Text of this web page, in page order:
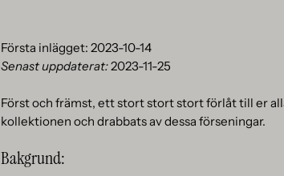
Första inlägget: 2023-10-14
Senast uppdaterat:2023-11-25
Först och främst, ett stort stort stort förlåt till er
kollektionen och drabbats av dessa förseningar.
Bakgrund: